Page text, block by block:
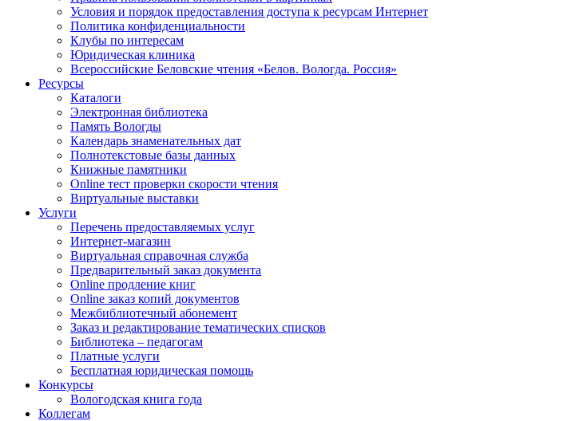
Условия и порядок предоставления доступа к ресурсам Интернет
Политика конфиденциальности
Клубы по интересам
Юридическая клиника
Всероссийские Беловские чтения «Белов. Вологда. Россия»
Ресурсы
Каталоги
Электронная библиотека
Память Вологды
Календарь знаменательных дат
Полнотекстовые базы данных
Книжные памятники
Online тест проверки скорости чтения
Виртуальные выставки
Услуги
Перечень предоставляемых услуг
Интернет-магазин
Виртуальная справочная служба
Предварительный заказ документа
Online продление книг
Online заказ копий документов
Межбиблиотечный абонемент
Заказ и редактирование тематических списков
Библиотека – педагогам
Платные услуги
Бесплатная юридическая помощь
Конкурсы
Вологодская книга года
Коллегам